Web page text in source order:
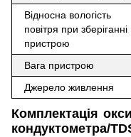
Відносна вологість
повітря при зберіганні
пристрою
Вага пристрою
Джерело живлення
Комплектація
кондуктометра/